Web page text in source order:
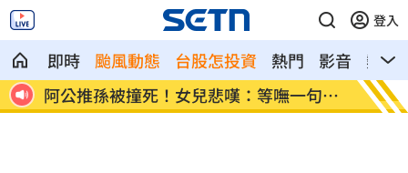
登入
即時 颱風動態 台股怎投資 熱門 影音
熱搜
疼
阿公推孫被撞死！女兒悲嘆：等嘸一句道
歉
貨車
曝